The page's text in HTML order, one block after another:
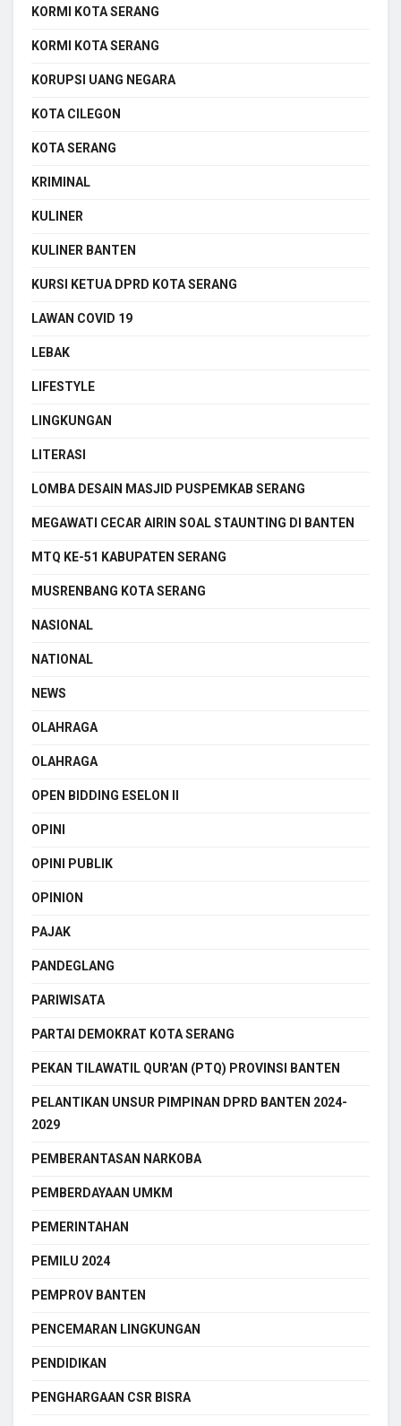
KORMI KOTA SERANG
KORMI KOTA SERANG
KORUPSI UANG NEGARA
KOTA CILEGON
KOTA SERANG
KRIMINAL
KULINER
KULINER BANTEN
KURSI KETUA DPRD KOTA SERANG
LAWAN COVID 19
LEBAK
LIFESTYLE
LINGKUNGAN
LITERASI
LOMBA DESAIN MASJID PUSPEMKAB SERANG
MEGAWATI CECAR AIRIN SOAL STAUNTING DI BANTEN
MTQ KE-51 KABUPATEN SERANG
MUSRENBANG KOTA SERANG
NASIONAL
NATIONAL
NEWS
OLAHRAGA
OLAHRAGA
OPEN BIDDING ESELON II
OPINI
OPINI PUBLIK
OPINION
PAJAK
PANDEGLANG
PARIWISATA
PARTAI DEMOKRAT KOTA SERANG
PEKAN TILAWATIL QUR'AN (PTQ) PROVINSI BANTEN
PELANTIKAN UNSUR PIMPINAN DPRD BANTEN 2024-
2029
PEMBERANTASAN NARKOBA
PEMBERDAYAAN UMKM
PEMERINTAHAN
PEMILU 2024
PEMPROV BANTEN
PENCEMARAN LINGKUNGAN
PENDIDIKAN
PENGHARGAAN CSR BISRA